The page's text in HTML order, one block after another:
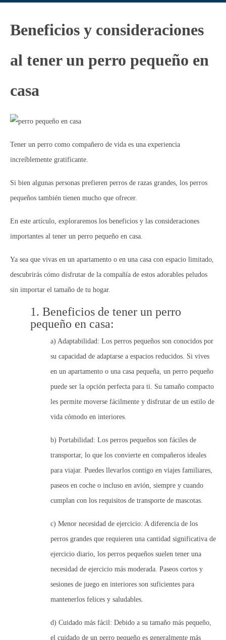
Beneficios y consideraciones
al tener un perro pequeño en
casa
Tener un perro como compañero de vida es una experiencia
increíblemente gratificante.
Si bien algunas personas prefieren perros de razas grandes, los perros
pequeños también tienen mucho que ofrecer.
En este artículo, exploraremos los beneficios y las consideraciones
importantes al tener un perro pequeño en casa.
Ya sea que vivas en un apartamento o en una casa con espacio limitado,
descubrirás cómo disfrutar de la compañía de estos adorables peludos
sin importar el tamaño de tu hogar.
1. Beneficios de tener un perro
pequeño en casa:
a) Adaptabilidad: Los perros pequeños son conocidos por
su capacidad de adaptarse a espacios reducidos. Si vives
en un apartamento o una casa pequeña, un perro pequeño
puede ser la opción perfecta para ti. Su tamaño compacto
les permite moverse fácilmente y disfrutar de un estilo de
vida cómodo en interiores.
b) Portabilidad: Los perros pequeños son fáciles de
transportar, lo que los convierte en compañeros ideales
para viajar. Puedes llevarlos contigo en viajes familiares,
paseos en coche o incluso en avión, siempre y cuando
cumplan con los requisitos de transporte de mascotas.
c) Menor necesidad de ejercicio: A diferencia de los
perros grandes que requieren una cantidad significativa de
ejercicio diario, los perros pequeños suelen tener una
necesidad de ejercicio más moderada. Paseos cortos y
sesiones de juego en interiores son suficientes para
mantenerlos felices y saludables.
d) Cuidado más fácil: Debido a su tamaño más pequeño,
el cuidado de un perro pequeño es generalmente más